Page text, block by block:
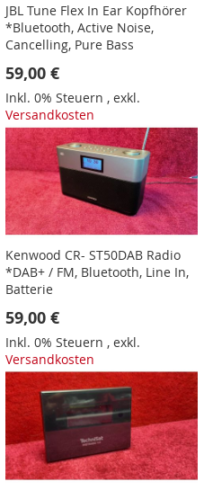
JBL Tune Flex In Ear Kopfhörer
*Bluetooth, Active Noise,
Cancelling, Pure Bass
59,00 €
Inkl. 0% Steuern , exkl.
Versandkosten
Kenwood CR- ST50DAB Radio
*DAB+ / FM, Bluetooth, Line In,
Batterie
59,00 €
Inkl. 0% Steuern , exkl.
Versandkosten